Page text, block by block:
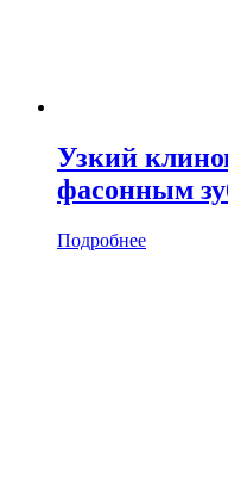
Узкий
фасонным
Подробнее